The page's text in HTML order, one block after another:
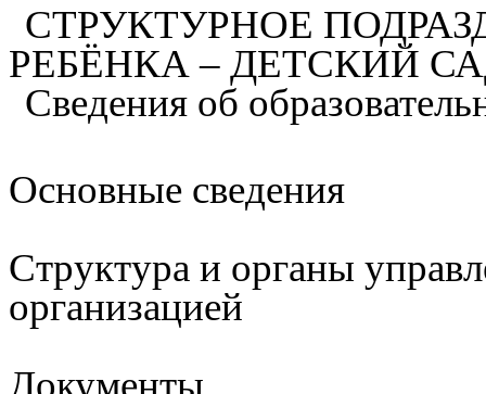
СТРУКТУРНОЕ
РЕБЁНКА – ДЕТСКИЙ
Сведения об
Основные сведения
Структура и органы
организацией
Документы